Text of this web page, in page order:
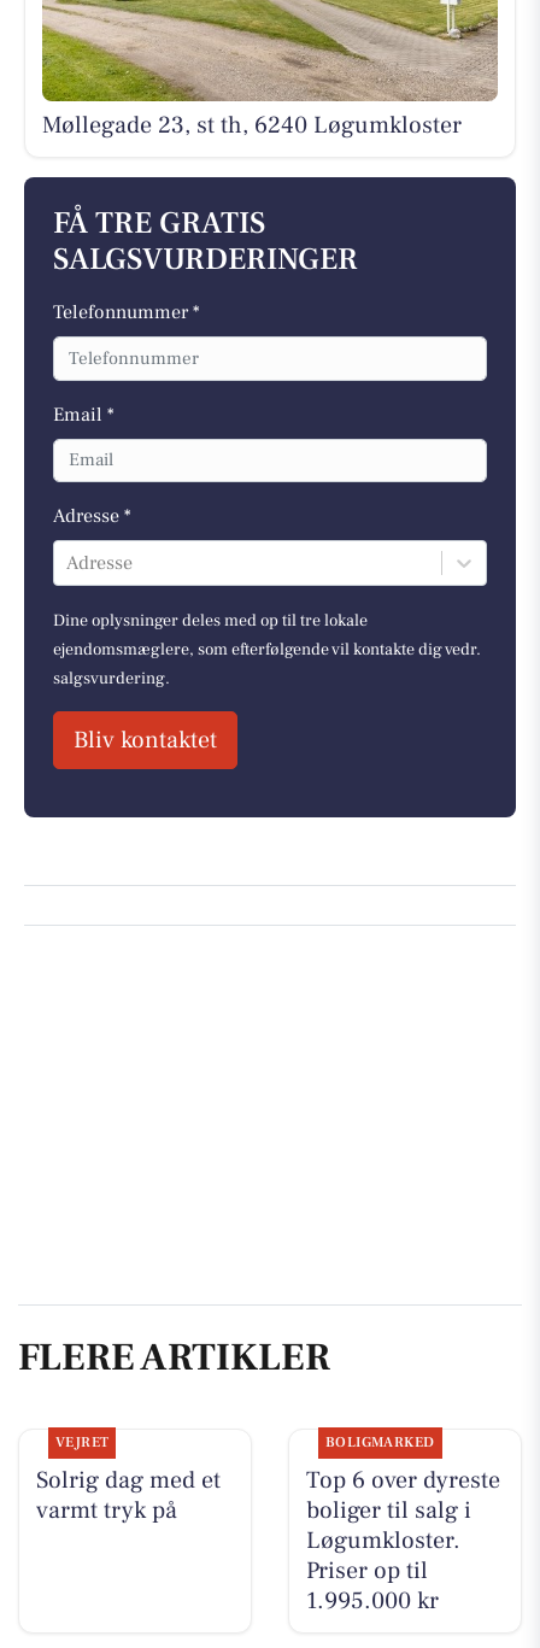
Møllegade 23, st th, 6240 Løgumkloster
FÅ TRE GRATIS
SALGSVURDERINGER
Telefonnummer *
Email *
Adresse *
Adresse
Dine oplysninger deles med op til tre lokale
ejendomsmæglere, som efterfølgende vil kontakte dig vedr.
salgsvurdering.
Bliv kontaktet
FLERE ARTIKLER
VEJRET
Solrig dag med et
varmt tryk på
BOLIGMARKED
Top 6 over dyreste
boliger til salg i
Løgumkloster.
Priser op til
1.995.000 kr